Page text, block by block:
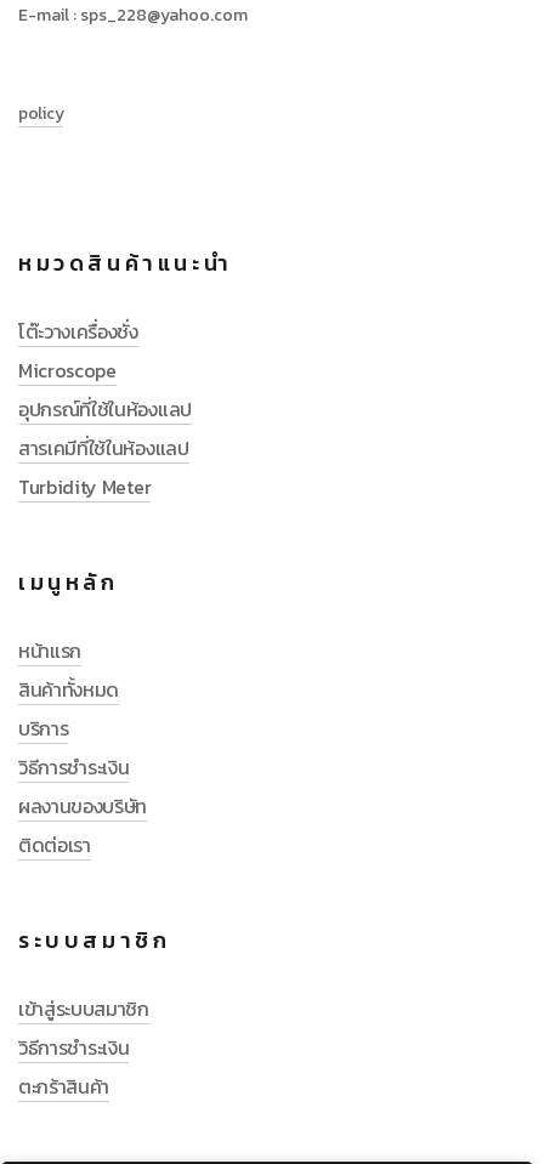
E-mail : sps_228@yahoo.com
policy
หมวดสินค้าแนะนำ
โต๊ะวางเครื่องชั่ง
Microscope
อุปกรณ์ที่ใช้ในห้องแลป
สารเคมีที่ใช้ในห้องแลป
Turbidity Meter
เมนูหลัก
หน้าแรก
สินค้าทั้งหมด
บริการ
วิธีการชำระเงิน
ผลงานของบริษัท
ติดต่อเรา
ระบบสมาชิก
เข้าสู่ระบบสมาชิก
วิธีการชำระเงิน
ตะกร้าสินค้า